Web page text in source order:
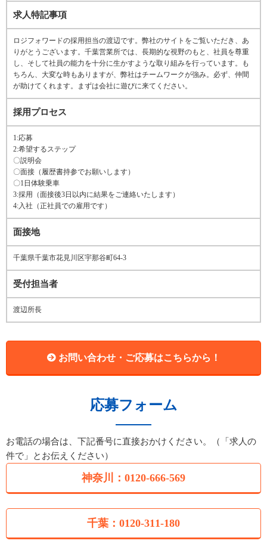
求人特記事項
ロジフォワードの採用担当の渡辺です。弊社のサイトをご覧いただき、あ
りがとうございます。千葉営業所では、長期的な視野のもと、社員を尊重
し、そして社員の能力を十分に生かすような取り組みを行っています。も
ちろん、大変な時もありますが、弊社はチームワークが強み。必ず、仲間
が助けてくれます。まずは会社に遊びに来てください。
採用プロセス
1:応募
2:希望するステップ
〇説明会
〇面接（履歴書持参でお願いします）
〇1日体験乗車
3:採用（面接後3日以内に結果をご連絡いたします）
4:入社（正社員での雇用です）
面接地
千葉県千葉市花見川区宇那谷町64-3
受付担当者
渡辺所長
お問い合わせ・ご応募はこちらから！
応募フォーム
お電話の場合は、下記番号に直接おかけください。（「求人の
件で」とお伝えください）
神奈川：0120-666-569
千葉：0120-311-180